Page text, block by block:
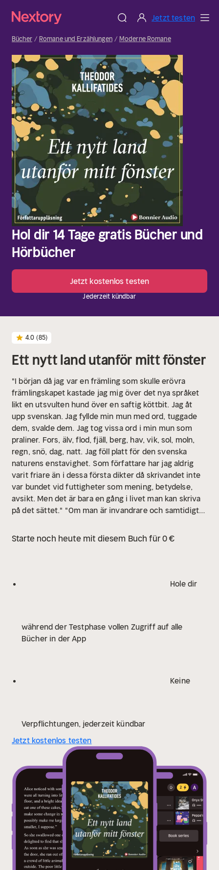
Jetzt testen
Bücher Romane und Erzählungen Moderne Romane
Hol dir 14 Tage gratis Bücher und
Hörbücher
Jetzt kostenlos testen
Jederzeit kündbar
4.0 (85)
Ett nytt land utanför mitt fönster
"I början då jag var en främling som skulle erövra
främlingskapet kastade jag mig över det nya språket
likt en utsvulten hund över en saftig köttbit. Jag åt
upp svenskan. Jag fyllde min mun med ord, tuggade
dem, svalde dem. Jag tog vissa ord i min mun som
praliner. Fors, älv, flod, fjäll, berg, hav, vik, sol, moln,
regn, snö, dag, natt. Jag föll platt för den svenska
naturens enstavighet. Som författare har jag aldrig
varit friare än i dessa första dikter då skrivandet inte
var bundet vid futtigheter som mening, betydelse,
avsikt. Men det är bara en gång i livet man kan skriva
på det sättet." "Om man är invandrare och samtidigt
då är man dömd att hamna i samhällets utkanter; och
Tyvärr verkar det nödvändigt att upprepa dem." Det är
förbli en främling i det nya landet; och när man inte
längre är en främling i det nya landet har man blivit en
Starte noch heute mit diesem Buch für 0 €
Hole dir
während der Testphase vollen Zugriff auf alle
Bücher in der App
Keine
Verpflichtungen, jederzeit kündbar
Jetzt kostenlos testen